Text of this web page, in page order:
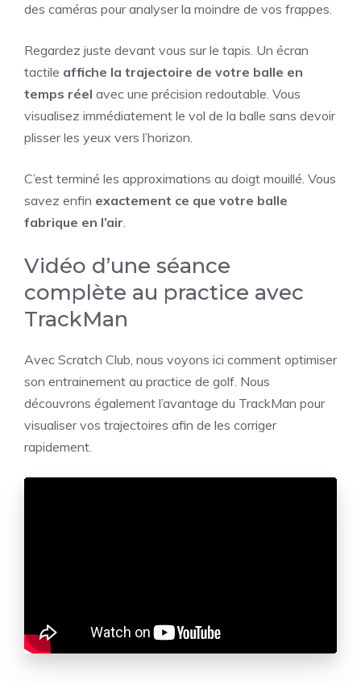
des caméras pour analyser la moindre de vos frappes.
Regardez juste devant vous sur le tapis. Un écran
tactile affiche la trajectoire de votre balle en
temps réel avec une précision redoutable. Vous
visualisez immédiatement le vol de la balle sans devoir
plisser les yeux vers l’horizon.
C’est terminé les approximations au doigt mouillé. Vous
savez enfin exactement ce que votre balle
fabrique en l’air.
Vidéo d’une séance
complète au practice avec
TrackMan
Avec Scratch Club, nous voyons ici comment optimiser
son entrainement au practice de golf. Nous
découvrons également l’avantage du TrackMan pour
visualiser vos trajectoires afin de les corriger
rapidement.